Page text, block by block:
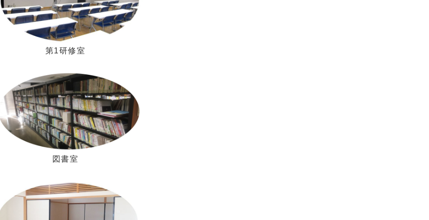
第1研修室
図書室